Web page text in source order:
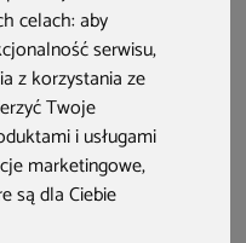
celach:aby
serwisu,
z korzystania ze
Twoje
i usługami
marketingowe,
są dla Ciebie